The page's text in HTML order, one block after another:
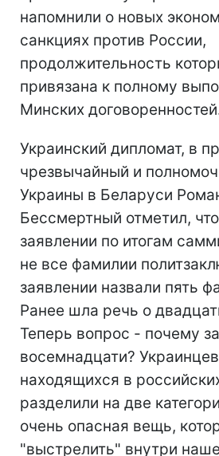
напомнили о новых
санкциях против России,
продолжительность
привязана к полному
Минских
Украинский дипломат, в
чрезвычайный и
Украины в Беларуси
Бессмертный отметил,
заявлении по итогам
не все фамилии
заявлении назвали пять
Ранее шла речь о
Теперь вопрос - почему
восемнадцати?
находящихся в
разделили на две
очень опасная вещь,
"выстрелить" внутри